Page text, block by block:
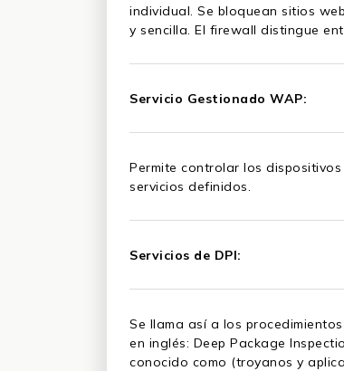
individual. Se bloquean sitios
y sencilla. El firewall distingue
Servicio Gestionado WAP:
Permite controlar los
servicios definidos.
Servicios de DPI:
Se llama así a los
en inglés: Deep Package
conocido como (troyanos y